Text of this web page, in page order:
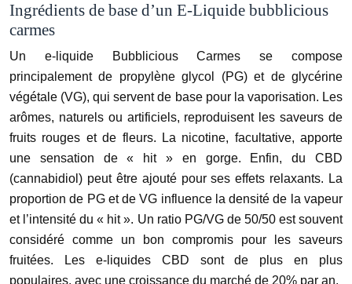
Ingrédients de base d’un E-Liquide bubblicious
carmes
Un e-liquide Bubblicious Carmes se compose
principalement de propylène glycol (PG) et de glycérine
végétale (VG), qui servent de base pour la vaporisation. Les
arômes, naturels ou artificiels, reproduisent les saveurs de
fruits rouges et de fleurs. La nicotine, facultative, apporte
une sensation de « hit » en gorge. Enfin, du CBD
(cannabidiol) peut être ajouté pour ses effets relaxants. La
proportion de PG et de VG influence la densité de la vapeur
et l’intensité du « hit ». Un ratio PG/VG de 50/50 est souvent
considéré comme un bon compromis pour les saveurs
fruitées. Les e-liquides CBD sont de plus en plus
populaires, avec une croissance du marché de 20% par an.